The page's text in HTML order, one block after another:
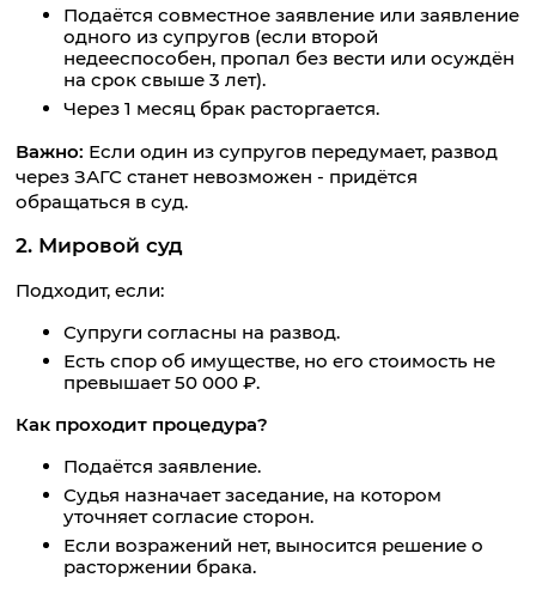
Подаётся совместное заявление или заявление
одного из супругов (если второй
недееспособен, пропал без вести или осуждён
на срок свыше 3 лет).
Через 1 месяц брак расторгается.
Важно: Если один из супругов передумает, развод
через ЗАГС станет невозможен - придётся
обращаться в суд.
2. Мировой суд
Подходит, если:
Супруги согласны на развод.
Есть спор об имуществе, но его стоимость не
превышает 50 000 ₽.
Как проходит процедура?
Подаётся заявление.
Судья назначает заседание, на котором
уточняет согласие сторон.
Если возражений нет, выносится решение о
расторжении брака.